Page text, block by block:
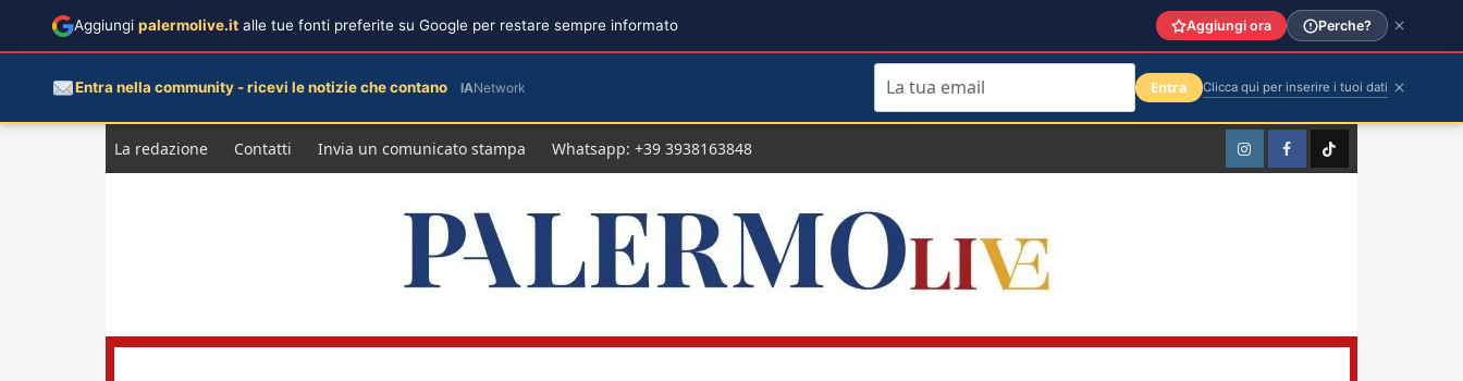
La redazione Contatti Invia un comunicato stampa Whatsapp: +39 3938163848 InstagramFacebookTikTok
Aggiungi palermolive.it alle tue fonti preferite su Google per restare sempre informato Aggiungi ora Perche?
Entra nella community - ricevi le notizie che contano IANetwork Entra Clicca qui per inserire i tuoi dati